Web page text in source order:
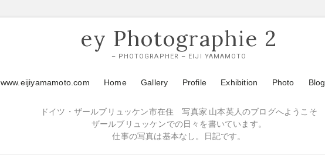
ey Photographie 2
– PHOTOGRAPHER – EIJI YAMAMOTO
www.eijiyamamoto.com Home Gallery Profile Exhibition Photo Blog
ドイツ・ザールブリュッケン市在住 写真家 山本英人のブログへようこそ
ザールブリュッケンでの日々を書いています。
仕事の写真は基本なし。日記です。